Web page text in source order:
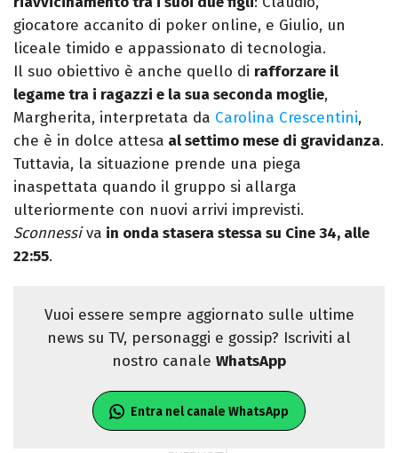
giocatore accanito di poker online, e Giulio, un
liceale timido e appassionato di tecnologia.
Il suo obiettivo è anche quello di rafforzare il
legame tra i ragazzi e la sua seconda moglie,
Margherita, interpretata da Carolina Crescentini,
che è in dolce attesa al settimo mese di gravidanza.
Tuttavia, la situazione prende una piega
inaspettata quando il gruppo si allarga
ulteriormente con nuovi arrivi imprevisti.
Sconnessiva in onda stasera stessa su Cine 34, alle
22:55.
Vuoi essere sempre aggiornato sulle ultime
news su TV, personaggi e gossip? Iscriviti al
nostro canale WhatsApp
Entra nel canale WhatsApp